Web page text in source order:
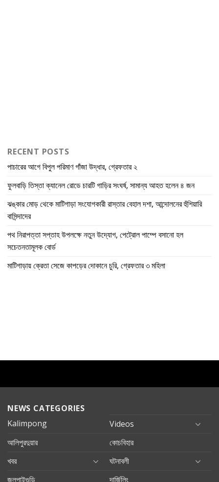
RECENT POSTS
পাচারের আগে বিপুল পরিমাণ গাঁজা উদ্ধার, গ্রেফতার ২
ফুলবাড়ি তিস্তা ক্যানেল রোডে চারটি গাড়ির সংঘর্ষ, সামান্য আহত হলেন ৪ জন
ঝঙ্কার মোড় থেকে মাটিগাড়া সংযোগকারী রাস্তার বেহাল দশা, আন্দোলনের হুঁশিয়ারি
বাসিন্দাদের
পথ নিরাপত্তা সপ্তাহ উপলক্ষে নতুন উদ্যোগ, পেট্রোল পাম্পে বসানো হল
সচেতনতামূলক বোর্ড
মাটিগাড়ায় ক্রেতা সেজে কাপড়ের দোকানে চুরি, গ্রেফতার ৩ মহিলা
NEWS CATEGORIES
Kalimpong
Videos
আলিপুরদুয়ার
কোচবিহার
খবর
ঘটনাবলী
জলপাইগুড়ি
দার্জিলিং